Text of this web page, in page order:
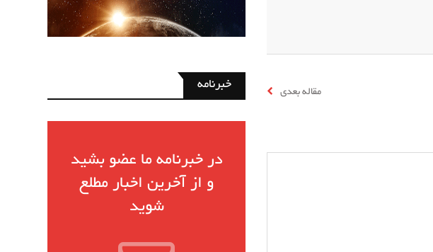
مقاله بعدی
خبرنامه
در خبرنامه ما عضو بشید
و از آخرین اخبار مطلع
شوید